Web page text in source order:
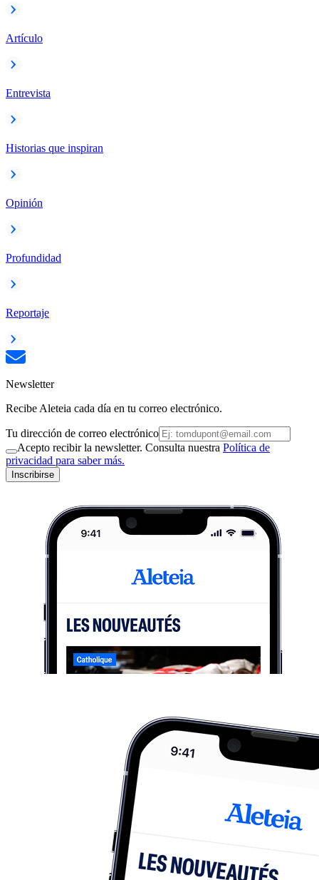
Artículo
Entrevista
Historias que inspiran
Opinión
Profundidad
Reportaje
Newsletter
Recibe Aleteia cada día en tu correo electrónico.
Tu dirección de correo electrónico
Acepto recibir la newsletter. Consulta nuestra Política de
privacidad para saber más.
Inscribirse